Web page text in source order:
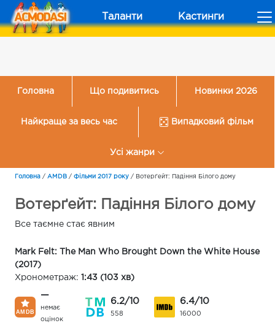
Таланти Кастинги
Головна Що подивитись Новинки 2026
Найкраще за весь час Випадковий фільм
Усі жанри
Головна / AMDB / Фільми 2017 року / Вотерґейт: Падіння Білого дому
Вотерґейт: Падіння Білого дому
Все таємне стає явним
Mark Felt: The Man Who Brought Down the White House
(2017)
Хронометраж: 1:43 (103 хв)
—
немає
оцінок
6.2/10
558
6.4/10
16000